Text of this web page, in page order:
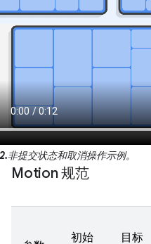
非提交状态和取消操作示例。
Motion 规范
初始 目标